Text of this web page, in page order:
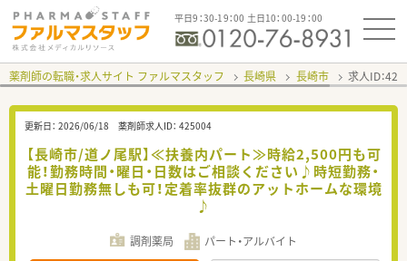
平日9：30-19：00 土日10：00-19：00
薬剤師の転職・求人サイト ファルマスタッフ 長崎県 長崎市 求人ID：
更新日： 2026/06/18 薬剤師求人ID： 425004
【長崎市/道ノ尾駅】≪扶養内パート≫時給2,500円も可
能！勤務時間・曜日・日数はご相談ください♪時短勤務・
土曜日勤務無しも可！定着率抜群のアットホームな環境
♪
調剤薬局 パート・アルバイト